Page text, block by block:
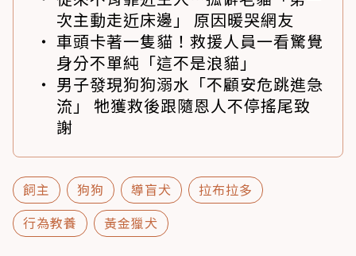
次主動走近床邊」 原因暖哭網友
車頭卡著一隻貓！救援人員一看驚覺
身分不單純「這不是浪貓」
男子發現狗狗溺水「不顧安危跳進急
流」 牠獲救後跟隨恩人不停搖尾致
謝
飼主 狗狗 導盲犬
拉布拉多
行為教養
黃金獵犬